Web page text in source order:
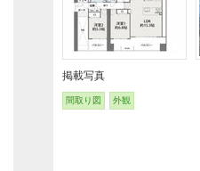
掲載写真
間取り図 外観